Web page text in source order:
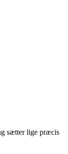
sætter lige præcis